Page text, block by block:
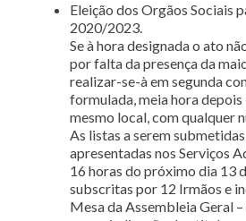
Eleição dos Orgãos Sociais
2020/2023.
Se à hora designada o ato
por falta da presença da
realizar-se-à em segunda
formulada, meia hora depois
mesmo local, com qualquer
As listas a serem
apresentadas nos Serviços
16 horas do próximo dia 13
subscritas por 12 Irmãos e
Mesa da Assembleia Geral